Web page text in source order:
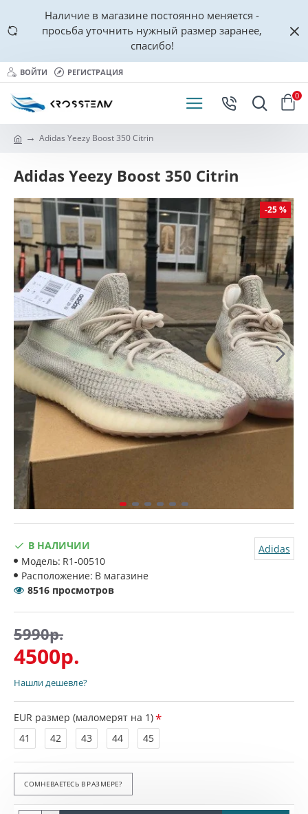
Наличие в магазине постоянно меняется -
просьба уточнить нужный размер заранее,
спасибо!
ВОЙТИ РЕГИСТРАЦИЯ
0
Adidas Yeezy Boost 350 Citrin
Adidas Yeezy Boost 350 Citrin
-25 %
4500р.
5990р.
В НАЛИЧИИ
Модель: R1-00510
Расположение: В магазине
Adidas
8516 просмотров
EUR размер (маломерят на 1)
41
42 43 44 45
Нашли дешевле?
СОМНЕВАЕТЕСЬ В РАЗМЕРЕ?